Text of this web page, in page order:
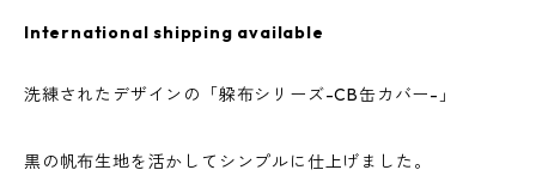
International shipping available
洗練されたデザインの「躱布シリーズ-CB缶カバー-」
黒の帆布生地を活かしてシンプルに仕上げました。